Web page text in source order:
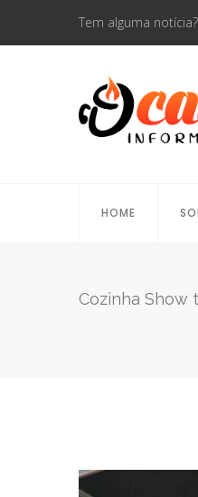
Tem alguma
HOME
Cozinha Show